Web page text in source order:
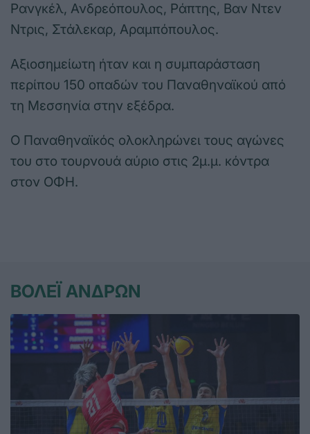
Ρανγκέλ, Ανδρεόπουλος, Ράπτης, Βαν Ντεν
Ντρις, Στάλεκαρ, Αραμπόπουλος.
Αξιοσημείωτη ήταν και η συμπαράσταση
περίπου 150 οπαδών του Παναθηναϊκού από
τη Μεσσηνία στην εξέδρα.
Ο Παναθηναϊκός ολοκληρώνει τους αγώνες
του στο τουρνουά αύριο στις 2μ.μ. κόντρα
στον ΟΦΗ.
ΒΟΛΕΪ ΑΝΔΡΩΝ